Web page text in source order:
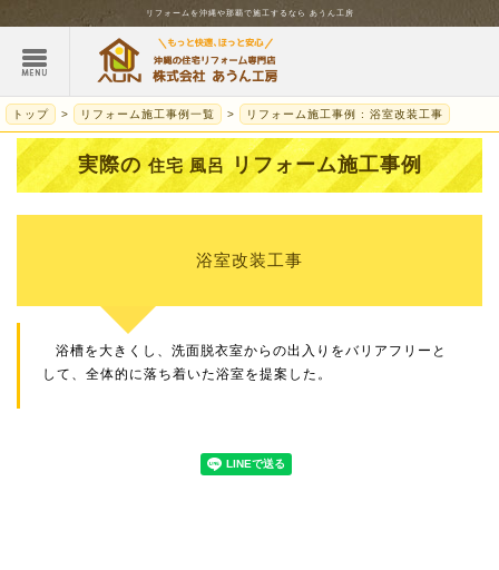
リフォームを 沖縄や那覇で施工するなら あうん工房
トップ リフォーム施工事例一覧 リフォーム施工事例 : 浴室改装工事
実際の 住宅 風呂 リフォーム施工事例
浴室改装工事
浴槽を大きくし、洗面脱衣室からの出入りをバリアフリーと
して、全体的に落ち着いた浴室を提案した。